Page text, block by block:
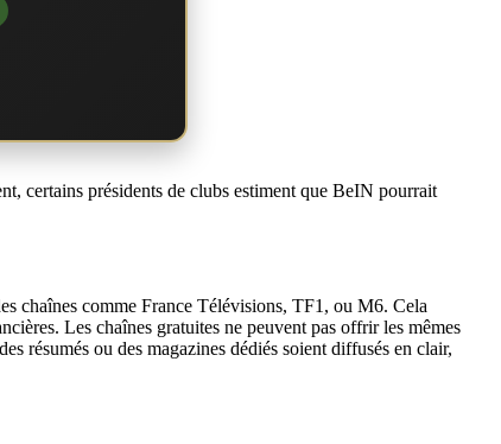
certains présidents de clubs estiment que BeIN pourrait
chaînes comme France Télévisions, TF1, ou M6. Cela
Les chaînes gratuites ne peuvent pas offrir les mêmes
résumés ou des magazines dédiés soient diffusés en clair,